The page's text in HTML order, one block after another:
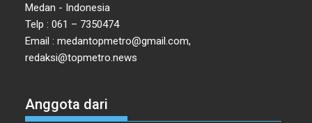
Medan - Indonesia
Telp : 061 – 7350474
Email : medantopmetro@gmail.com,
redaksi@topmetro.news
Anggota dari